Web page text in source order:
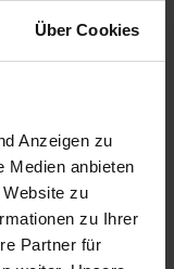
Über Cookies
Anzeigen zu
Medien anbieten
zu
zu Ihrer
Partner für
/ kg
IN DEN